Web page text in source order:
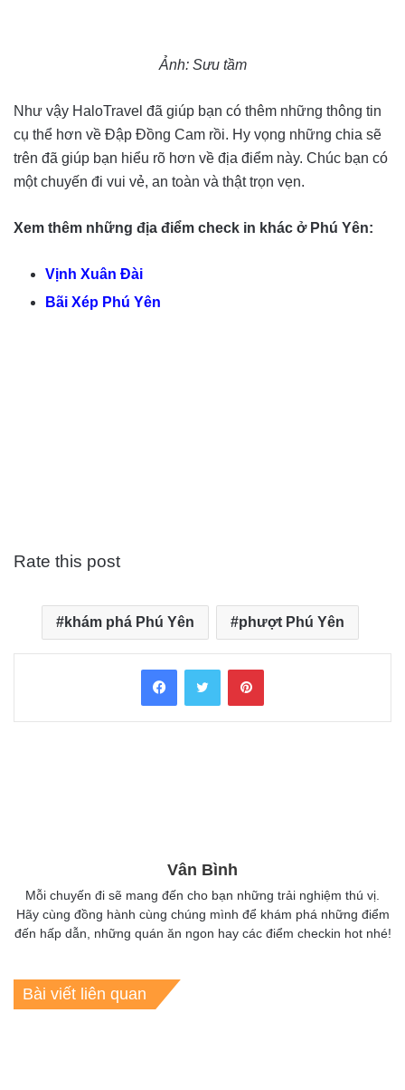
Ảnh: Sưu tầm
Như vậy HaloTravel đã giúp bạn có thêm những thông tin
cụ thể hơn về Đập Đồng Cam rồi. Hy vọng những chia sẽ
trên đã giúp bạn hiểu rõ hơn về địa điểm này. Chúc bạn có
một chuyến đi vui vẻ, an toàn và thật trọn vẹn.
Xem thêm những địa điểm check in khác ở Phú Yên:
Vịnh Xuân Đài
Bãi Xép Phú Yên
Rate this post
khám phá Phú Yên phượt Phú Yên
FacebookTwitter Pinterest
Vân Bình
Mỗi chuyến đi sẽ mang đến cho bạn những trải nghiệm thú vị.
Hãy cùng đồng hành cùng chúng mình để khám phá những điểm
đến hấp dẫn, những quán ăn ngon hay các điểm checkin hot nhé!
Bài viết liên quan